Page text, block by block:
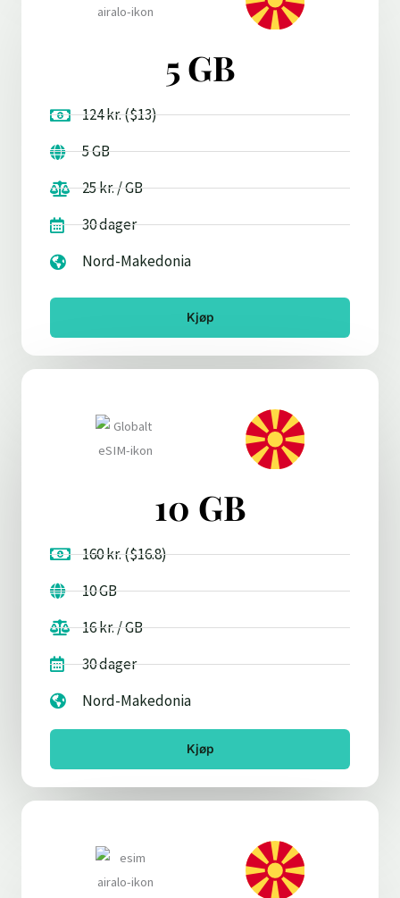
5 GB
124 kr. ($13)
5 GB
25 kr. / GB
30 dager
Nord-Makedonia
Kjøp
10 GB
160 kr. ($16.8)
10 GB
16 kr. / GB
30 dager
Nord-Makedonia
Kjøp